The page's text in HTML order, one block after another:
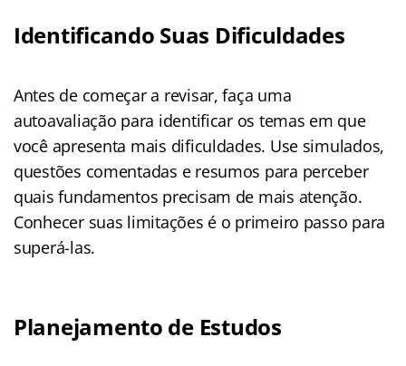
Identificando Suas Dificuldades
Antes de começar a revisar, faça uma
autoavaliação para identificar os temas em que
você apresenta mais dificuldades. Use simulados,
questões comentadas e resumos para perceber
quais fundamentos precisam de mais atenção.
Conhecer suas limitações é o primeiro passo para
superá-las.
Planejamento de Estudos